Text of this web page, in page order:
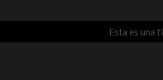
Esta es una